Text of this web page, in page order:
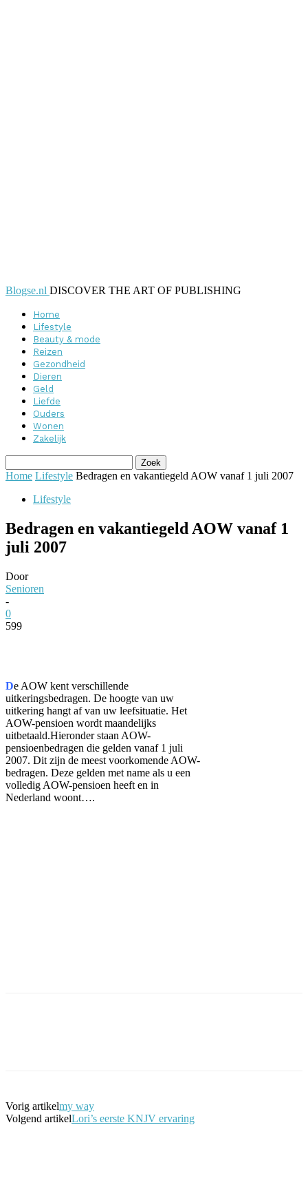
Blogse.nl DISCOVER THE ART OF PUBLISHING
Home
Lifestyle
Beauty & mode
Reizen
Gezondheid
Dieren
Geld
Liefde
Ouders
Wonen
Zakelijk
Home Lifestyle Bedragen en vakantiegeld AOW vanaf 1 juli 2007
Lifestyle
Bedragen en vakantiegeld AOW vanaf 1
juli 2007
Door
Senioren
-
0
599
De AOW kent verschillende
uitkeringsbedragen. De hoogte van uw
uitkering hangt af van uw leefsituatie. Het
AOW-pensioen wordt maandelijks
uitbetaald.Hieronder staan AOW-
pensioenbedragen die gelden vanaf 1 juli
2007. Dit zijn de meest voorkomende AOW-
bedragen. Deze gelden met name als u een
volledig AOW-pensioen heeft en in
Nederland woont….
Vorig artikelmy way
Volgend artikelLori’s eerste KNJV ervaring